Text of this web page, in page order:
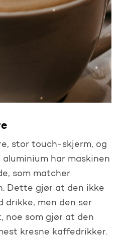
stor touch-skjerm, og
har maskinen
som matcher
Dette gjør at den ikke
drikke, men den ser
noe som gjør at den
kresne kaffedrikker.